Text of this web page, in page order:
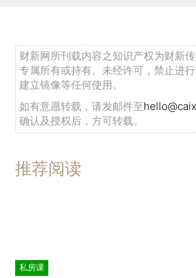
财新网所刊载内容之知识产权为财新
专属所有或持有。未经许可，禁止进
建立镜像等任何使用。
如有意愿转载，请发邮件至
确认及授权后，方可转载。
推荐阅读
私房课